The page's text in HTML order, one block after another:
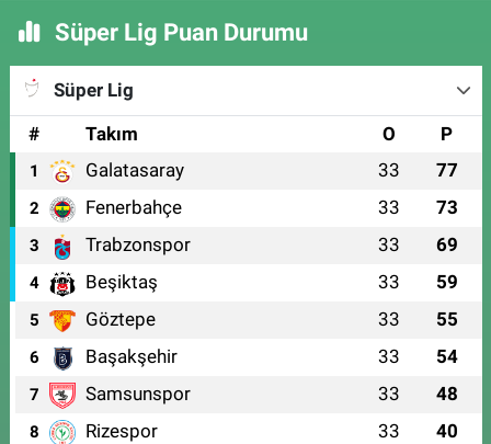
Süper Lig Puan Durumu
Süper Lig
#
Takım O P
1 Galatasaray 33 77
2 Fenerbahçe 33 73
3 Trabzonspor 33 69
4 Beşiktaş 33 59
5 Göztepe 33 55
6 Başakşehir 33 54
7 Samsunspor 33 48
8 Rizespor 33 40